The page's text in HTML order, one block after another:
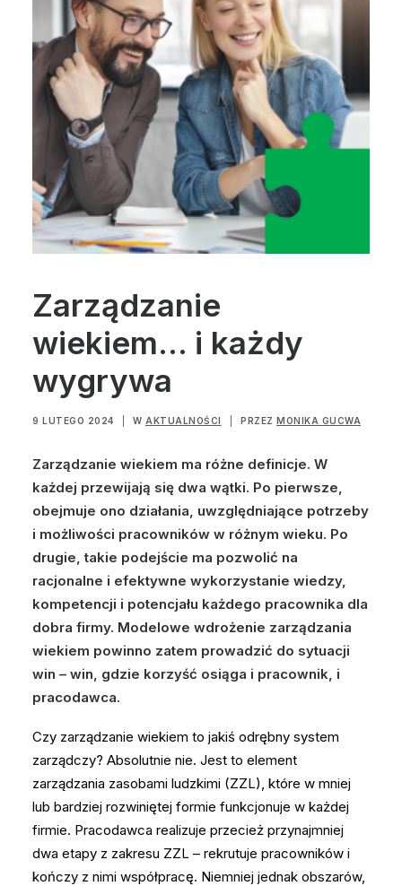
Zarządzanie
wiekiem… i każdy
wygrywa
9 LUTEGO 2024 W AKTUALNOŚCI PRZEZ MONIKA GUCWA
Zarządzanie wiekiem ma różne definicje. W
każdej przewijają się dwa wątki. Po pierwsze,
obejmuje ono działania, uwzględniające potrzeby
i możliwości pracowników w różnym wieku. Po
drugie, takie podejście ma pozwolić na
racjonalne i efektywne wykorzystanie wiedzy,
kompetencji i potencjału każdego pracownika dla
dobra firmy. Modelowe wdrożenie zarządzania
wiekiem powinno zatem prowadzić do sytuacji
win – win, gdzie korzyść osiąga i pracownik, i
pracodawca.
Czy zarządzanie wiekiem to jakiś odrębny system
zarządczy? Absolutnie nie. Jest to element
zarządzania zasobami ludzkimi (ZZL), które w mniej
lub bardziej rozwiniętej formie funkcjonuje w każdej
firmie. Pracodawca realizuje przecież przynajmniej
dwa etapy z zakresu ZZL – rekrutuje pracowników i
kończy z nimi współpracę. Niemniej jednak obszarów,